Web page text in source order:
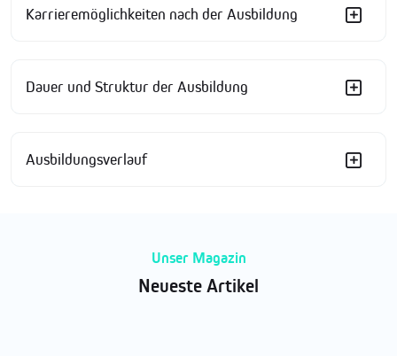
Karrieremöglichkeiten nach der Ausbildung
Dauer und Struktur der Ausbildung
Ausbildungsverlauf
Unser Magazin
Neueste Artikel